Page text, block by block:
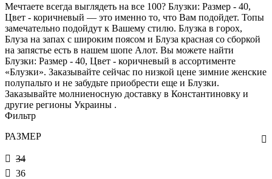
Мечтаете всегда выглядеть на все 100? Блузки: Размер - 40,
Цвет - коричневый — это именно то, что Вам подойдет. Топы
замечательно подойдут к Вашему стилю. Блузка в горох,
Блуза на запах с широким поясом и Блуза красная со сборкой
на запястье есть в нашем шопе Алот. Вы можете найти
Блузки: Размер - 40, Цвет - коричневый в ассортименте
«Блузки». Заказывайте сейчас по низкой цене зимние женские
полупальто и не забудьте приобрести еще и Блузки.
Заказывайте молниеносную доставку в Константиновку и
другие регионы Украины .
Фильтр
РАЗМЕР
34
36